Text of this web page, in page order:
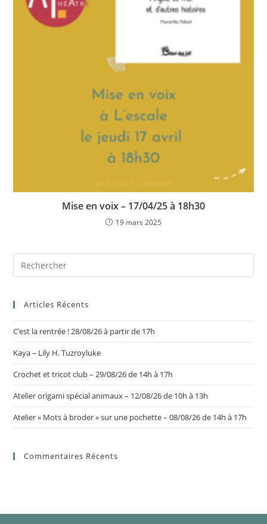
Mise en voix – 17/04/25 à 18h30
19 mars 2025
Articles Récents
C’est la rentrée ! 28/08/26 à partir de 17h
Kaya – Lily H. Tuzroyluke
Crochet et tricot club – 29/08/26 de 14h à 17h
Atelier origami spécial animaux – 12/08/26 de 10h à 13h
Atelier « Mots à broder » sur une pochette – 08/08/26 de 14h à 17h
Commentaires Récents